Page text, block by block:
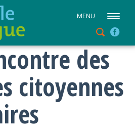
MENU
des
citoyennes